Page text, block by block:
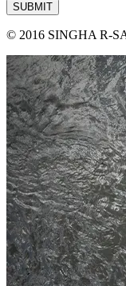
SUBMIT
© 2016 SINGHA R-